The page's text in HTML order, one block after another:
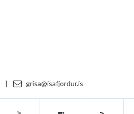
| grisa@isafjordur.is